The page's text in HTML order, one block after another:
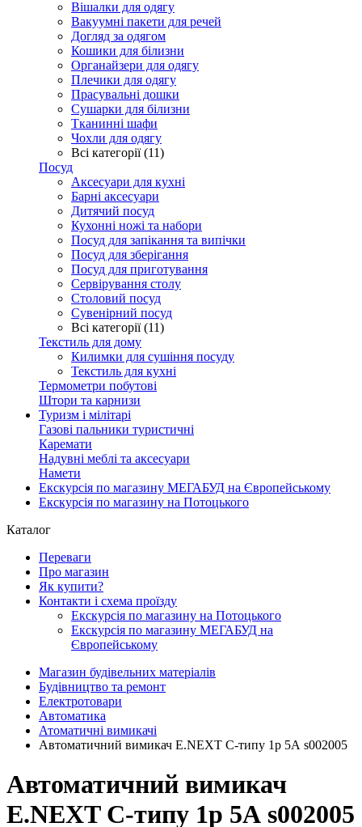
Вішалки для одягу
Вакуумні пакети для речей
Догляд за одягом
Кошики для білизни
Органайзери для одягу
Плечики для одягу
Прасувальні дошки
Сушарки для білизни
Тканинні шафи
Чохли для одягу
Всі категорії (11)
Посуд
Аксесуари для кухні
Барні аксесуари
Дитячий посуд
Кухонні ножі та набори
Посуд для запікання та випічки
Посуд для зберігання
Посуд для приготування
Сервірування столу
Столовий посуд
Сувенірний посуд
Всі категорії (11)
Текстиль для дому
Килимки для сушіння посуду
Текстиль для кухні
Термометри побутові
Штори та карнизи
Туризм і мілітарі
Газові пальники туристичні
Каремати
Надувні меблі та аксесуари
Намети
Екскурсія по магазину МЕГАБУД на Європейському
Екскурсія по магазину на Потоцького
Каталог
Переваги
Про магазин
Як купити?
Контакти і схема проїзду
Екскурсія по магазину на Потоцького
Екскурсія по магазину МЕГАБУД на
Європейському
Магазин будівельних матеріалів
Будівництво та ремонт
Електротовари
Автоматика
Атоматичні вимикачі
Автоматичний вимикач E.NEXT C-типу 1р 5А s002005
Автоматичний вимикач
E.NEXT C-типу 1р 5А s002005